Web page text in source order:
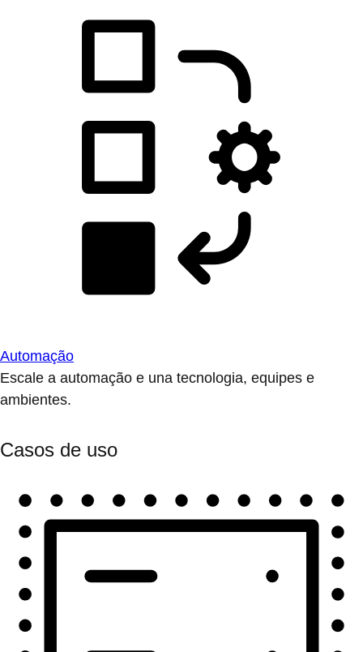
Automação
Escale a automação e una tecnologia, equipes e
ambientes.
Casos de uso